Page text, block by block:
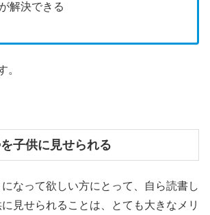
解決できる
。
子供に見せられる
なって欲しい方にとって、自ら読書し
見せられることは、とても大きなメリ